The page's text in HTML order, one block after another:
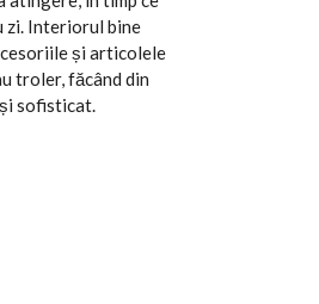
zi. Interiorul bine
și articolele
troler, făcând din
sofisticat.